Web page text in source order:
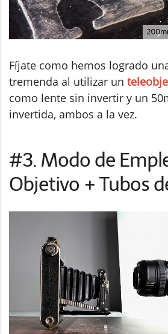
Fíjate como hemos logrado
tremenda al utilizar un
como lente sin invertir y un
invertida, ambos a la vez.
#3. Modo de
Objetivo + Tubos